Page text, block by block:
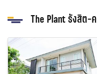
The Plant รังสิต-